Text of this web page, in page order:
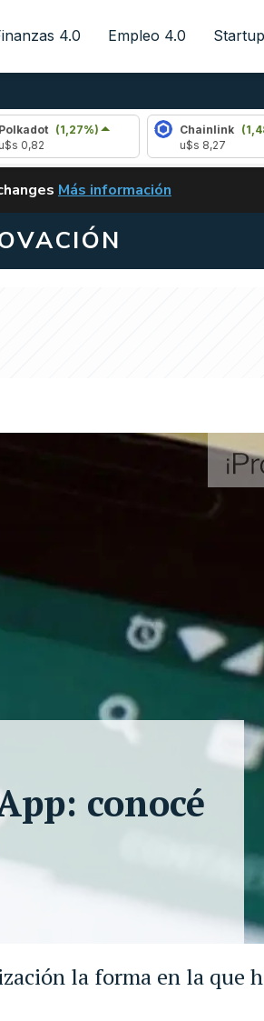
4.0 Empleo 4.0
(1,27%)
Chainlink (1,48%)
u$s 8,27
CLARITY ACT EN
Más información
la forma en la que
conocé